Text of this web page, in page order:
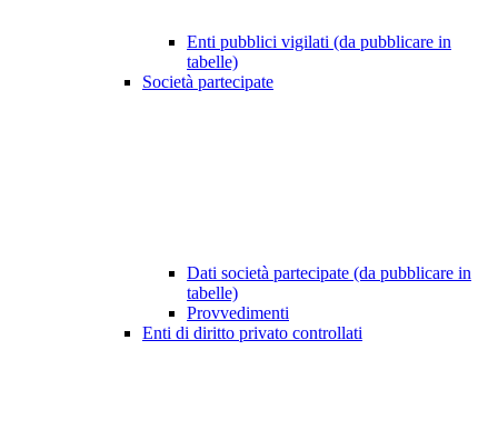
Enti pubblici vigilati (da pubblicare in
tabelle)
Società partecipate
Dati società partecipate (da pubblicare in
tabelle)
Provvedimenti
Enti di diritto privato controllati